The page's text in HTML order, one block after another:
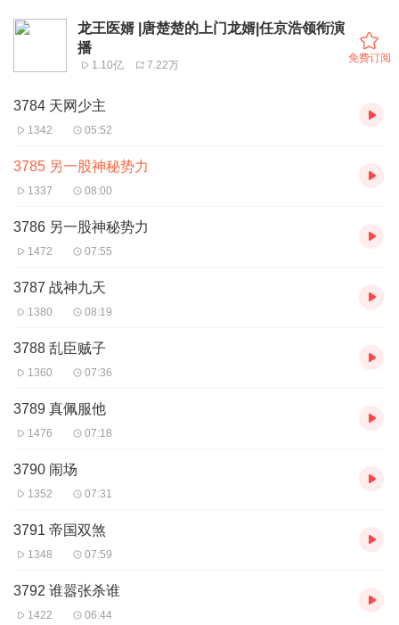
龙王医婿 |唐楚楚的上门龙婿|任京浩领衔演
播
1.10亿 7.22万
免费订阅
3784 天网少主
1342 05:52
3785 另一股神秘势力
1337 08:00
3786 另一股神秘势力
1472 07:55
3787 战神九天
1380 08:19
3788 乱臣贼子
1360 07:36
3789 真佩服他
1476 07:18
3790 闹场
1352 07:31
3791 帝国双煞
1348 07:59
3792 谁嚣张杀谁
1422 06:44